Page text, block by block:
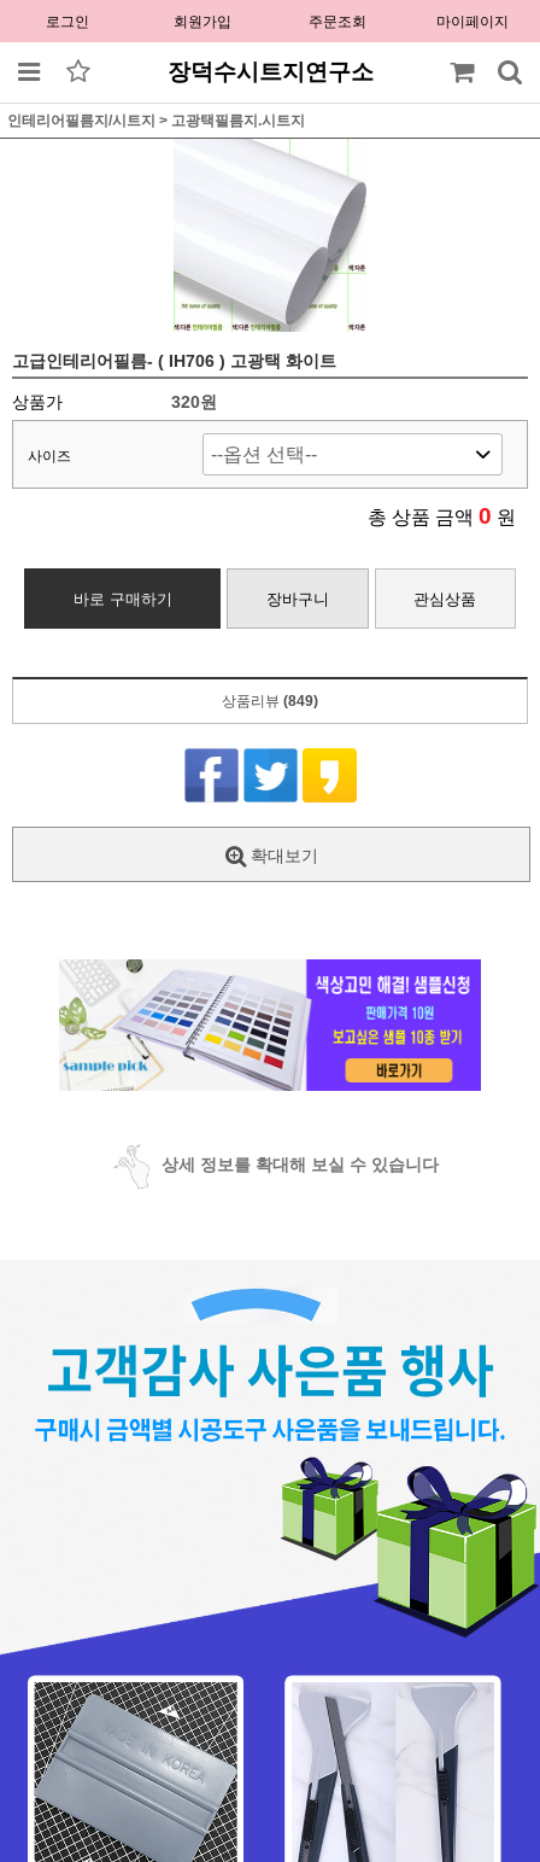
로그인 회원가입 주문조회 마이페이지
장덕수시트지연구소
인테리어필름지/시트지 > 고광택필름지.시트지
고급인테리어필름- ( IH706 ) 고광택 화이트
상품가 320원
사이즈
총 상품 금액 0 원
바로 구매하기 장바구니 관심상품
상품리뷰 (849)
확대보기
상세 정보를 확대해 보실 수 있습니다